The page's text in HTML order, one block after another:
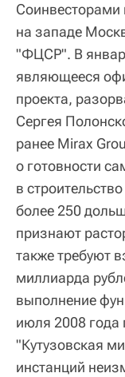
Соинвесторами
на западе
"ФЦСР". В
являющееся
проекта,
Сергея
ранее Mirax
о готовности
в
более 250
признают
также требуют
миллиарда
выполнение
июля 2008 года
"Кутузовская
инстанций